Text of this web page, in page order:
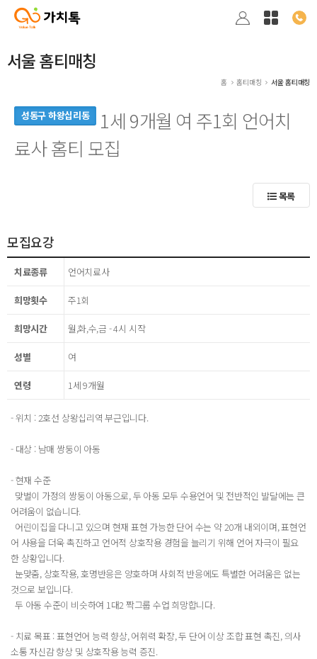
서울 홈티매칭
홈 홈티매칭 서울 홈티매칭
성동구 하왕십리동
1세 9개월 여 주1회 언어치
료사 홈티 모집
목록
모집요강
치료종류 언어치료사
희망횟수 주1회
희망시간 월,화,수,금 - 4시 시작
성별 여
연령 1세 9개월
- 위치 : 2호선 상왕십리역 부근입니다.
- 대상 : 남매 쌍둥이 아동
- 현재 수준
맞벌이 가정의 쌍둥이 아동으로, 두 아동 모두 수용언어 및 전반적인 발달에는 큰
어려움이 없습니다.
어린이집을 다니고 있으며 현재 표현 가능한 단어 수는 약 20개 내외이며, 표현언
어 사용을 더욱 촉진하고 언어적 상호작용 경험을 늘리기 위해 언어 자극이 필요
한 상황입니다.
눈맞춤, 상호작용, 호명반응은 양호하며 사회적 반응에도 특별한 어려움은 없는
것으로 보입니다.
두 아동 수준이 비슷하여 1대2 짝그룹 수업 희망합니다.
- 치료 목표 : 표현언어 능력 향상, 어휘력 확장, 두 단어 이상 조합 표현 촉진, 의사
소통 자신감 향상 및 상호작용 능력 증진.